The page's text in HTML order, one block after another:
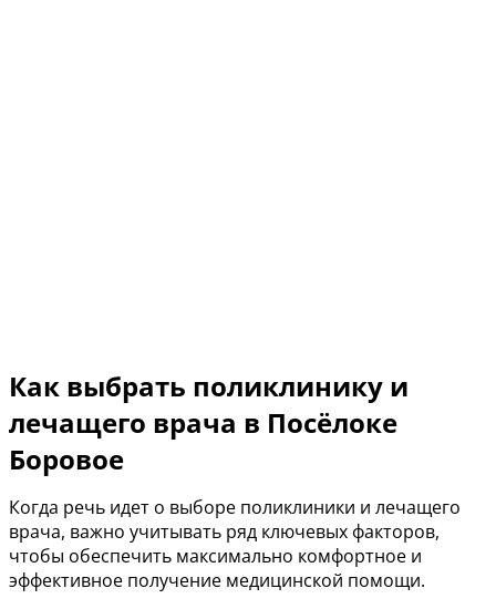
Как выбрать поликлинику и
лечащего врача в Посёлоке
Боровое
Когда речь идет о выборе поликлиники и лечащего
врача, важно учитывать ряд ключевых факторов,
чтобы обеспечить максимально комфортное и
эффективное получение медицинской помощи.